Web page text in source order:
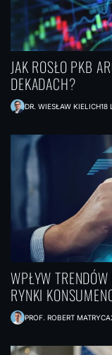
JAK ROSŁO PKB
DEKADACH?
DR. WIESŁAW KIELICH18
WPŁYW
RYNKI
PROF. ROBERT MATRYCA